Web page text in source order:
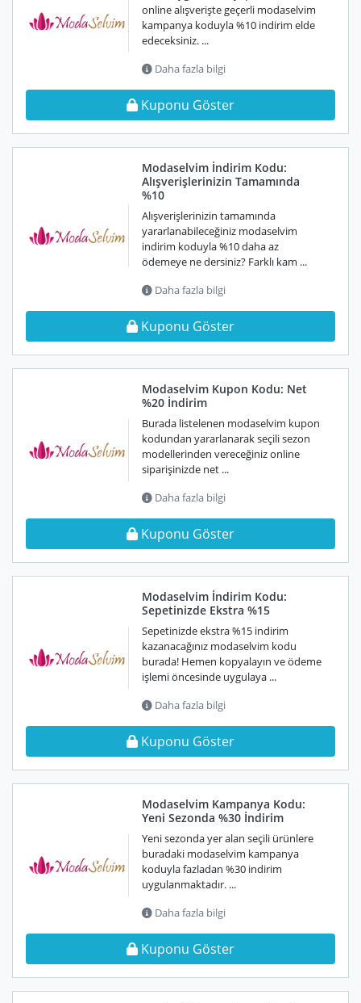
online alışverişte geçerli modaselvim
kampanya koduyla %10 indirim elde
edeceksiniz. ...
Daha fazla bilgi
Kuponu Göster
Modaselvim İndirim Kodu:
Alışverişlerinizin Tamamında
%10
Alışverişlerinizin tamamında
yararlanabileceğiniz modaselvim
indirim koduyla %10 daha az
ödemeye ne dersiniz? Farklı kam ...
Daha fazla bilgi
Kuponu Göster
Modaselvim Kupon Kodu: Net
%20 İndirim
Burada listelenen modaselvim kupon
kodundan yararlanarak seçili sezon
modellerinden vereceğiniz online
siparişinizde net ...
Daha fazla bilgi
Kuponu Göster
Modaselvim İndirim Kodu:
Sepetinizde Ekstra %15
Sepetinizde ekstra %15 indirim
kazanacağınız modaselvim kodu
burada! Hemen kopyalayın ve ödeme
işlemi öncesinde uygulaya ...
Daha fazla bilgi
Kuponu Göster
Modaselvim Kampanya Kodu:
Yeni Sezonda %30 İndirim
Yeni sezonda yer alan seçili ürünlere
buradaki modaselvim kampanya
koduyla fazladan %30 indirim
uygulanmaktadır. ...
Daha fazla bilgi
Kuponu Göster